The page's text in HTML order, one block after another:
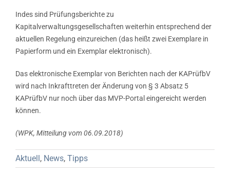
Indes sind Prüfungsberichte zu
Kapitalverwaltungsgesellschaften weiterhin entsprechend der
aktuellen Regelung einzureichen (das heißt zwei Exemplare in
Papierform und ein Exemplar elektronisch).
Das elektronische Exemplar von Berichten nach der KAPrüfbV
wird nach Inkrafttreten der Änderung von § 3 Absatz 5
KAPrüfbV nur noch über das MVP-Portal eingereicht werden
können.
(WPK, Mitteilung vom 06.09.2018)
Aktuell, News, Tipps